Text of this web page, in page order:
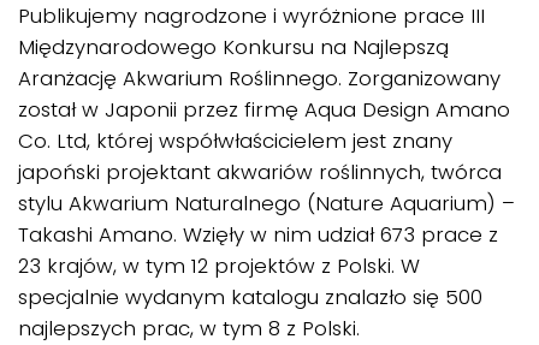
Publikujemy nagrodzone i wyróżnione prace III
Międzynarodowego Konkursu na Najlepszą
Aranżację Akwarium Roślinnego. Zorganizowany
został w Japonii przez firmę Aqua Design Amano
Co. Ltd, której współwłaścicielem jest znany
japoński projektant akwariów roślinnych, twórca
stylu Akwarium Naturalnego (Nature Aquarium) –
Takashi Amano. Wzięły w nim udział 673 prace z
23 krajów, w tym 12 projektów z Polski. W
specjalnie wydanym katalogu znalazło się 500
najlepszych prac, w tym 8 z Polski.